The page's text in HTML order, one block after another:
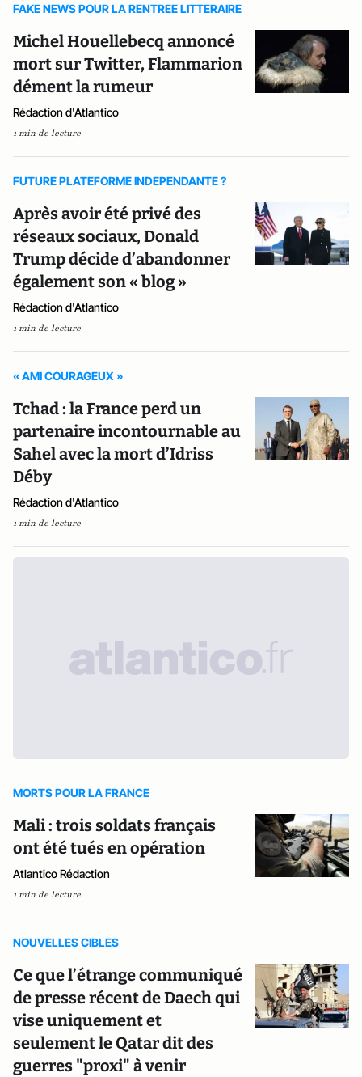
FAKE NEWS POUR LA RENTREE LITTERAIRE
Michel Houellebecq annoncé
mort sur Twitter, Flammarion
dément la rumeur
Rédaction d'Atlantico
1 min de lecture
FUTURE PLATEFORME INDEPENDANTE ?
Après avoir été privé des
réseaux sociaux, Donald
Trump décide d’abandonner
également son « blog »
Rédaction d'Atlantico
1 min de lecture
« AMI COURAGEUX »
Tchad : la France perd un
partenaire incontournable au
Sahel avec la mort d’Idriss
Déby
Rédaction d'Atlantico
1 min de lecture
MORTS POUR LA FRANCE
Mali : trois soldats français
ont été tués en opération
Atlantico Rédaction
1 min de lecture
NOUVELLES CIBLES
Ce que l’étrange communiqué
de presse récent de Daech qui
vise uniquement et
seulement le Qatar dit des
guerres "proxi" à venir